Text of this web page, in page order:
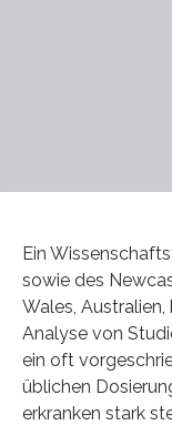
Ein
sowie des
Wales,
Analyse von
ein oft
üblichen
erkranken stark